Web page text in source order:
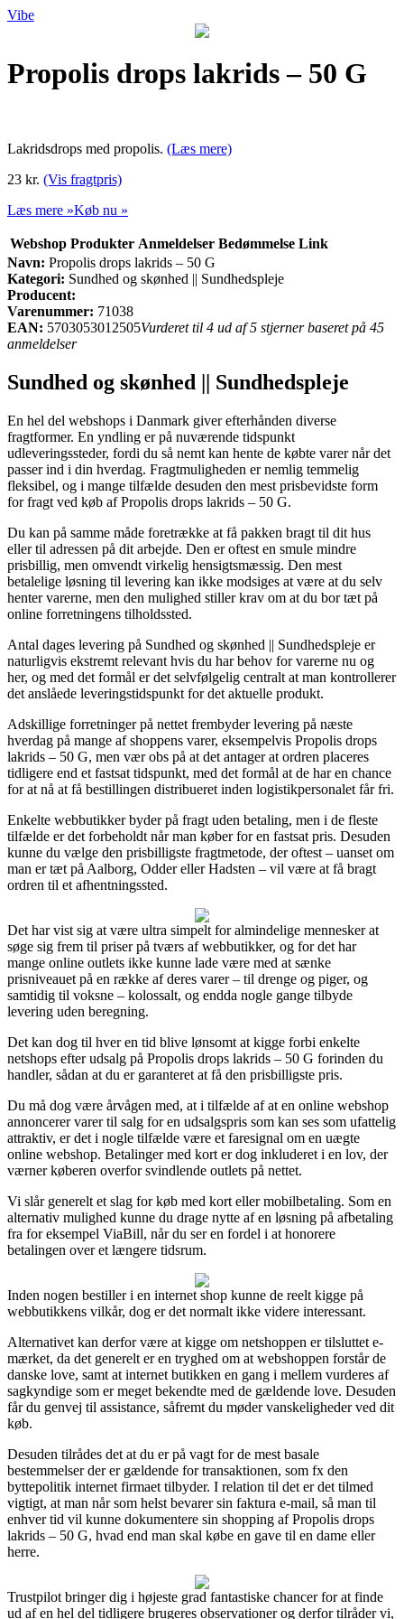
Vibe
Propolis drops lakrids – 50 G
Lakridsdrops med propolis. (Læs mere)
23 kr. (Vis fragtpris)
Læs mere »Køb nu »
Webshop Produkter Anmeldelser Bedømmelse Link
Navn: Propolis drops lakrids – 50 G
Kategori: Sundhed og skønhed || Sundhedspleje
Producent:
Varenummer: 71038
EAN: 5703053012505Vurderet til 4 ud af 5 stjerner baseret på 45
anmeldelser
Sundhed og skønhed || Sundhedspleje
En hel del webshops i Danmark giver efterhånden diverse
fragtformer. En yndling er på nuværende tidspunkt
udleveringssteder, fordi du så nemt kan hente de købte varer når det
passer ind i din hverdag. Fragtmuligheden er nemlig temmelig
fleksibel, og i mange tilfælde desuden den mest prisbevidste form
for fragt ved køb af Propolis drops lakrids – 50 G.
Du kan på samme måde foretrække at få pakken bragt til dit hus
eller til adressen på dit arbejde. Den er oftest en smule mindre
prisbillig, men omvendt virkelig hensigtsmæssig. Den mest
betalelige løsning til levering kan ikke modsiges at være at du selv
henter varerne, men den mulighed stiller krav om at du bor tæt på
online forretningens tilholdssted.
Antal dages levering på Sundhed og skønhed || Sundhedspleje er
naturligvis ekstremt relevant hvis du har behov for varerne nu og
her, og med det formål er det selvfølgelig centralt at man kontrollerer
det anslåede leveringstidspunkt for det aktuelle produkt.
Adskillige forretninger på nettet frembyder levering på næste
hverdag på mange af shoppens varer, eksempelvis Propolis drops
lakrids – 50 G, men vær obs på at det antager at ordren placeres
tidligere end et fastsat tidspunkt, med det formål at de har en chance
for at nå at få bestillingen distribueret inden logistikpersonalet får fri.
Enkelte webbutikker byder på fragt uden betaling, men i de fleste
tilfælde er det forbeholdt når man køber for en fastsat pris. Desuden
kunne du vælge den prisbilligste fragtmetode, der oftest – uanset om
man er tæt på Aalborg, Odder eller Hadsten – vil være at få bragt
ordren til et afhentningssted.
Det har vist sig at være ultra simpelt for almindelige mennesker at
søge sig frem til priser på tværs af webbutikker, og for det har
mange online outlets ikke kunne lade være med at sænke
prisniveauet på en række af deres varer – til drenge og piger, og
samtidig til voksne – kolossalt, og endda nogle gange tilbyde
levering uden beregning.
Det kan dog til hver en tid blive lønsomt at kigge forbi enkelte
netshops efter udsalg på Propolis drops lakrids – 50 G forinden du
handler, sådan at du er garanteret at få den prisbilligste pris.
Du må dog være årvågen med, at i tilfælde af at en online webshop
annoncerer varer til salg for en udsalgspris som kan ses som ufattelig
attraktiv, er det i nogle tilfælde være et faresignal om en uægte
online webshop. Betalinger med kort er dog inkluderet i en lov, der
værner køberen overfor svindlende outlets på nettet.
Vi slår generelt et slag for køb med kort eller mobilbetaling. Som en
alternativ mulighed kunne du drage nytte af en løsning på afbetaling
fra for eksempel ViaBill, når du ser en fordel i at honorere
betalingen over et længere tidsrum.
Inden nogen bestiller i en internet shop kunne de reelt kigge på
webbutikkens vilkår, dog er det normalt ikke videre interessant.
Alternativet kan derfor være at kigge om netshoppen er tilsluttet e-
mærket, da det generelt er en tryghed om at webshoppen forstår de
danske love, samt at internet butikken en gang i mellem vurderes af
sagkyndige som er meget bekendte med de gældende love. Desuden
får du genvej til assistance, såfremt du møder vanskeligheder ved dit
køb.
Desuden tilrådes det at du er på vagt for de mest basale
bestemmelser der er gældende for transaktionen, som fx den
byttepolitik internet firmaet tilbyder. I relation til det er det tilmed
vigtigt, at man når som helst bevarer sin faktura e-mail, så man til
enhver tid vil kunne dokumentere sin shopping af Propolis drops
lakrids – 50 G, hvad end man skal købe en gave til en dame eller
herre.
Trustpilot bringer dig i højeste grad fantastiske chancer for at finde
ud af en hel del tidligere brugeres observationer og derfor tilråder vi,